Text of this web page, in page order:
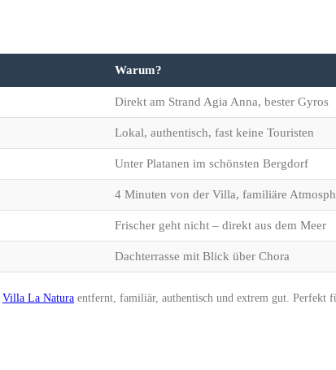
Warum?
Direkt am Strand Agia Anna, bester Gyros
Lokal, authentisch, fast keine Touristen
Unter Platanen im schönsten Bergdorf
4 Minuten von der Villa, familiäre
Frischer geht nicht – direkt aus dem Meer
Dachterrasse mit Blick über Chora
Villa La Natura entfernt, familiär, authentisch und extrem gut. Perfekt